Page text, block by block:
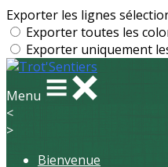
Exporter les lignes
Exporter toutes les
Exporter uniquement
Menu
<
>
Bienvenue